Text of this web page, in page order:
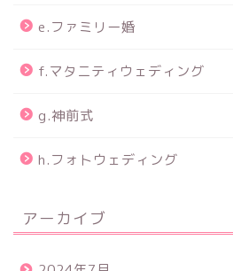
e.ファミリー婚
f.マタニティウェディング
g.神前式
h.フォトウェディング
アーカイブ